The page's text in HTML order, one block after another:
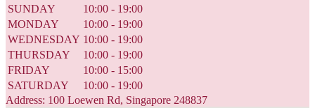
SUNDAY
10:00 - 19:00
MONDAY
10:00 - 19:00
WEDNESDAY 10:00 - 19:00
THURSDAY
10:00 - 19:00
FRIDAY
10:00 - 15:00
SATURDAY
10:00 - 19:00
Address: 100 Loewen Rd, Singapore 248837